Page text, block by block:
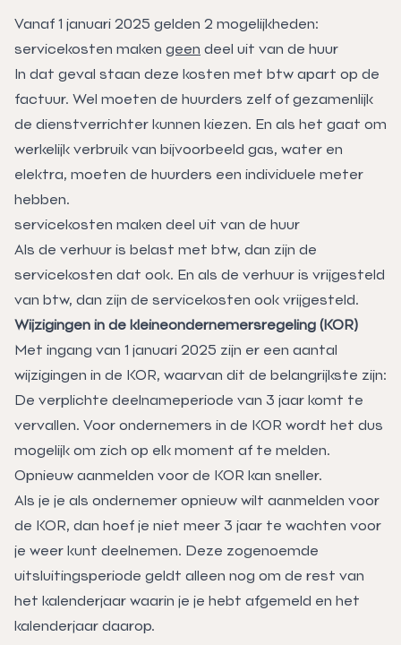
Vanaf 1 januari 2025 gelden 2 mogelijkheden:
servicekosten maken geen deel uit van de huur
In dat geval staan deze kosten met btw apart op de
factuur. Wel moeten de huurders zelf of gezamenlijk
de dienstverrichter kunnen kiezen. En als het gaat om
werkelijk verbruik van bijvoorbeeld gas, water en
elektra, moeten de huurders een individuele meter
hebben.
servicekosten maken deel uit van de huur
Als de verhuur is belast met btw, dan zijn de
servicekosten dat ook. En als de verhuur is vrijgesteld
van btw, dan zijn de servicekosten ook vrijgesteld.
Wijzigingen in de kleineondernemersregeling (KOR)
Met ingang van 1 januari 2025 zijn er een aantal
wijzigingen in de KOR, waarvan dit de belangrijkste zijn:
De verplichte deelnameperiode van 3 jaar komt te
vervallen. Voor ondernemers in de KOR wordt het dus
mogelijk om zich op elk moment af te melden.
Opnieuw aanmelden voor de KOR kan sneller.
Als je je als ondernemer opnieuw wilt aanmelden voor
de KOR, dan hoef je niet meer 3 jaar te wachten voor
je weer kunt deelnemen. Deze zogenoemde
uitsluitingsperiode geldt alleen nog om de rest van
het kalenderjaar waarin je je hebt afgemeld en het
kalenderjaar daarop.